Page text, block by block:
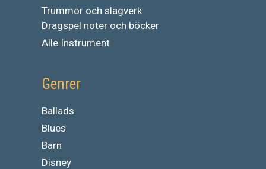
Trummor och slagverk
Dragspel noter och böcker
Alle Instrument
Genrer
Ballads
Blues
Barn
Disney